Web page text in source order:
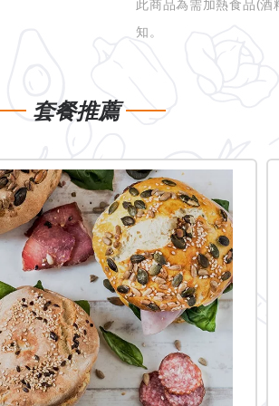
此商品為需加熱食品(酒
知。
套餐推薦